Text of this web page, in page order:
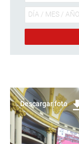
Descargar foto